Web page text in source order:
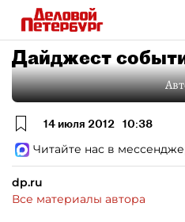
Дайджест
14 июля 2012 10:38
Читайте нас в
dp.ru
Все материалы автора